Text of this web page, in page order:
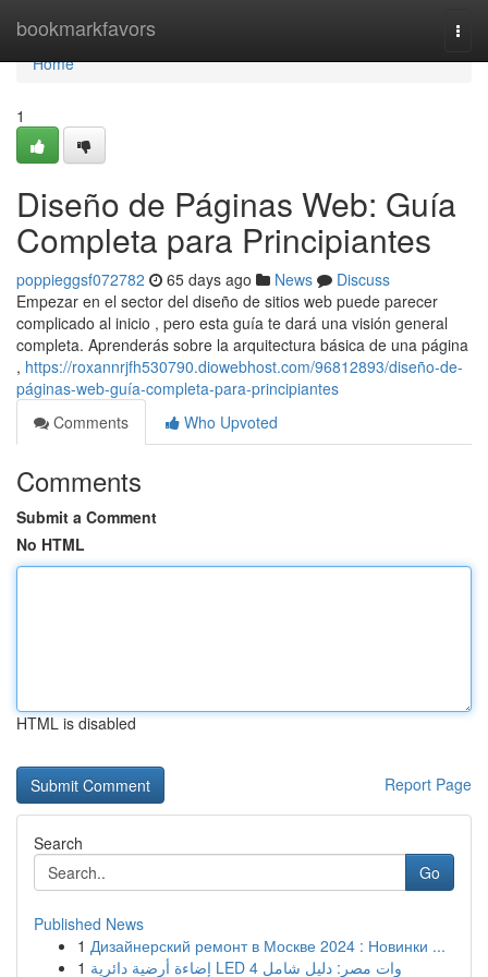
bookmarkfavors
Home
Home
1
Diseño de Páginas Web: Guía
Completa para Principiantes
poppieggsf072782 65 days ago News
Discuss
Empezar en el sector del diseño de sitios web puede parecer
complicado al inicio , pero esta guía te dará una visión general
completa. Aprenderás sobre la arquitectura básica de una página
, https://roxannrjfh530790.diowebhost.com/96812893/diseño-de-
páginas-web-guía-completa-para-principiantes
Comments
Who Upvoted
Comments
Submit a Comment
No HTML
HTML is disabled
Report Page
Search
Go
Published News
1 Дизайнерский ремонт в Москве 2024 : Новинки ...
1
إضاءة أرضية دائرية LED 4 وات مصر: دليل شامل